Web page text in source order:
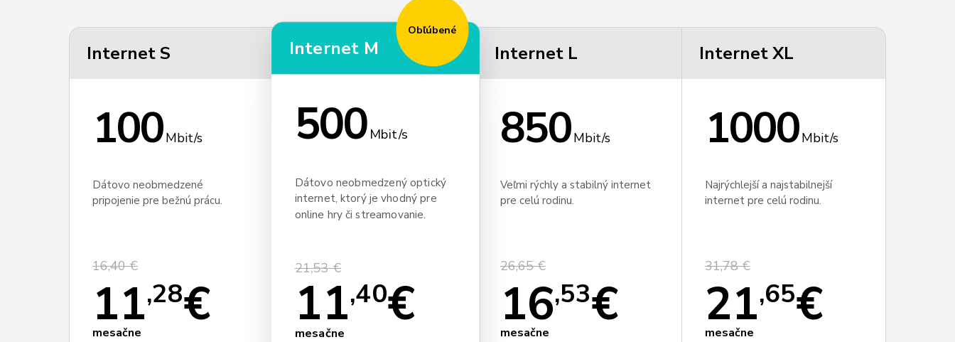
Internet S
100 Mbit/s
Dátovo neobmedzené
pripojenie pre bežnú prácu.
16,40 €
11,28€
mesačne
Obľúbené
Internet M
500 Mbit/s
Dátovo neobmedzený optický
internet, ktorý je vhodný pre
online hry či streamovanie.
21,53 €
11,40€
mesačne
Internet L
850 Mbit/s
Veľmi rýchly a stabilný internet
pre celú rodinu.
26,65 €
16,53€
mesačne
Internet XL
1000 Mbit/s
Najrýchlejší a najstabilnejší
internet pre celú rodinu.
31,78 €
21,65€
mesačne